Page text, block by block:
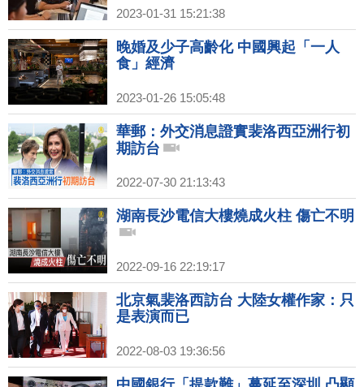
2023-01-31 15:21:38
晚婚及少子高齡化 中國興起「一人
食」經濟
2023-01-26 15:05:48
華郵：外交消息證實裴洛西亞洲行初
期訪台
2022-07-30 21:13:43
湖南長沙電信大樓燒成火柱 傷亡不明
2022-09-16 22:19:17
北京氣裴洛西訪台 大陸女權作家：只
是表演而已
2022-08-03 19:36:56